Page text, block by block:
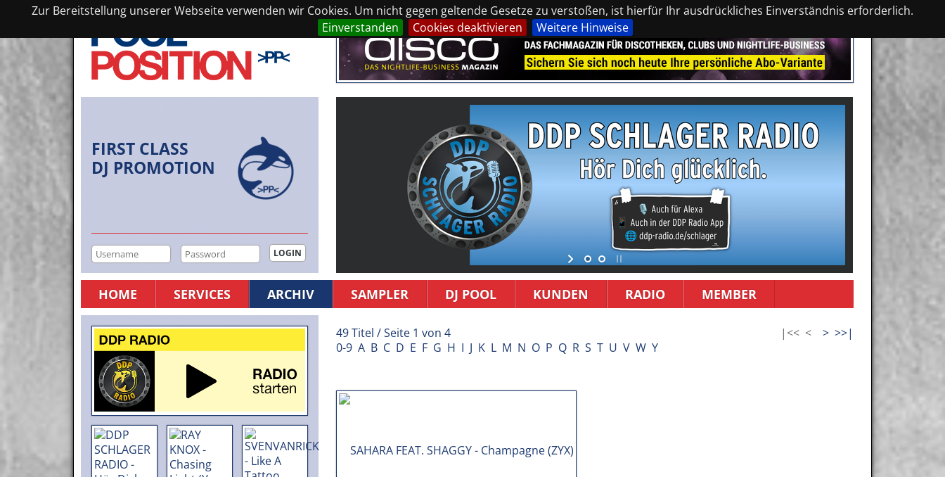
Zur Bereitstellung unserer Webseite verwenden wir Cookies. Um nicht gegen geltende Gesetze zu verstoßen, ist hierfür Ihr ausdrückliches Einverständnis erforderlich.
Einverstanden
Cookies deaktivieren Weitere Hinweise
FIRST CLASS
DJ PROMOTION
HOME SERVICES ARCHIV SAMPLER DJ POOL KUNDEN RADIO MEMBER
49 Titel / Seite 1 von 4 |<< < > >>|
0-9 A B C D E F G H I J K L M N O P Q R S T U V W Y